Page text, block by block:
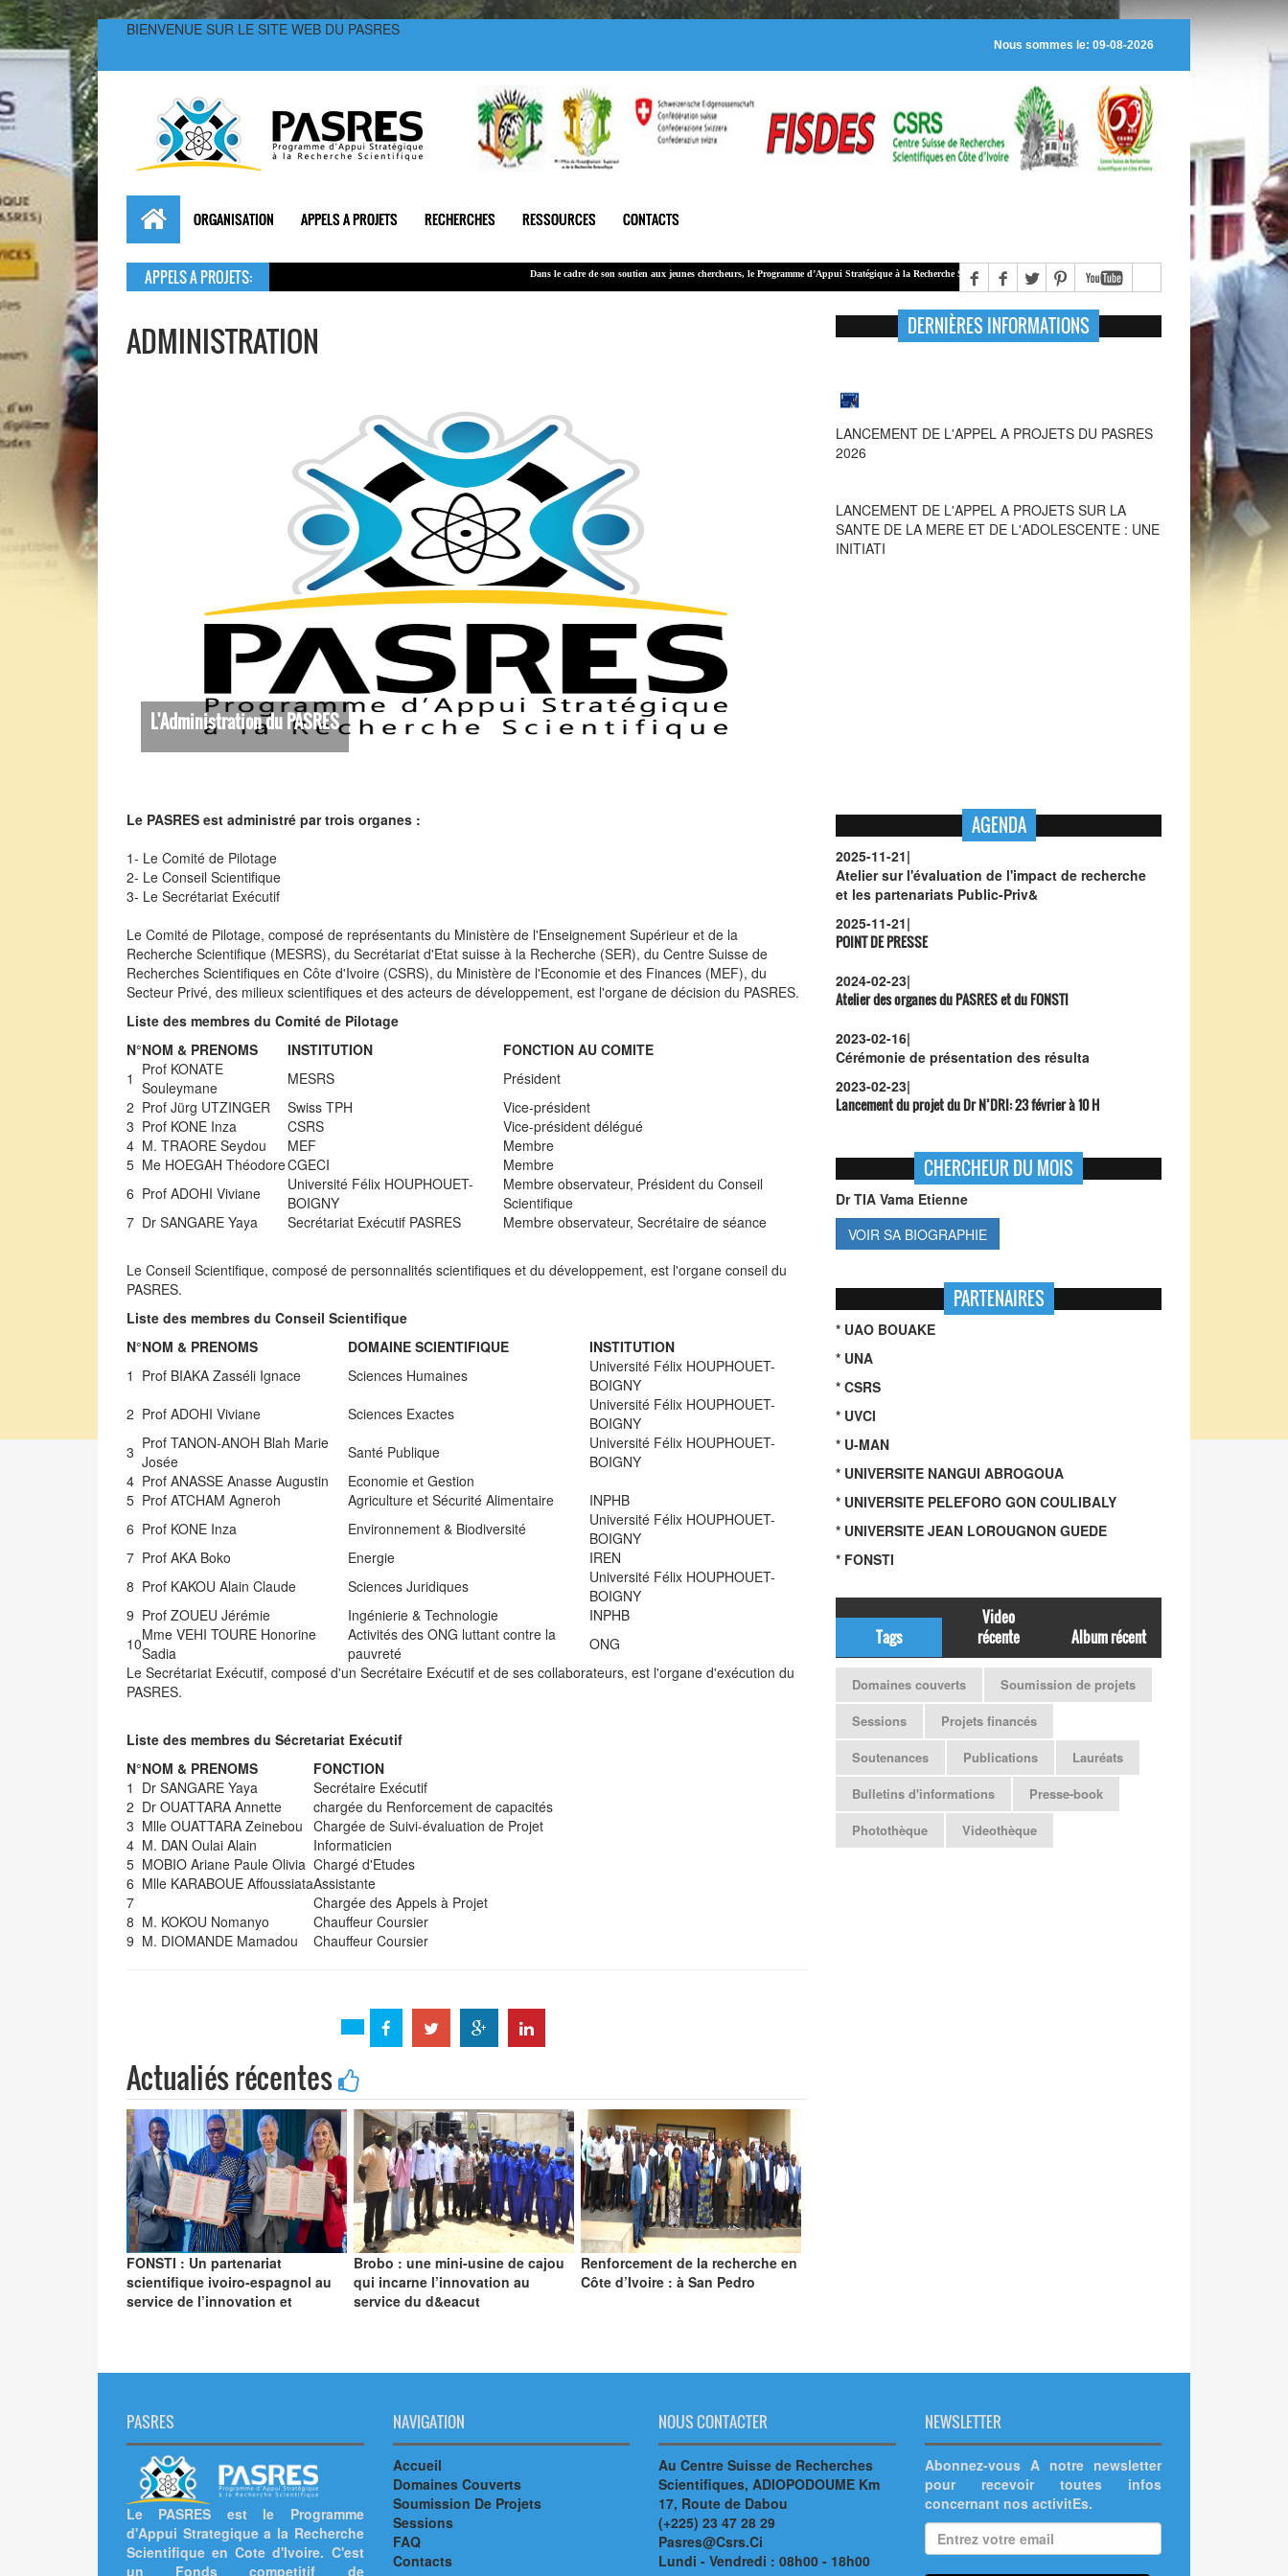
BIENVENUE SUR LE SITE WEB DU PASRES
Nous sommes le: 09-08-2026
ORGANISATION APPELS A PROJETS RECHERCHES RESSOURCES CONTACTS
APPELS A PROJETS: Dans le cadre de son soutienaux jeunes chercheurs, le Programme d’Appui Stratégique à la Recherche Scientifique ( PASRES
), alloue des bourses de recherche à des jeunes chercheurs
Le montant global alloué à cet appel est de 100 000 000 F CFA.
ADMINISTRATION
L'Administration du PASRES
DERNIÈRES INFORMATIONS
2026
LANCEMENT DE L'APPEL A PROJETS SUR LA
Le PASRES est administré par trois organes :
1- Le Comité de Pilotage
2- Le Conseil Scientifique
3- Le Secrétariat Exécutif
Le Comité de Pilotage, composé de représentants du Ministère de l'Enseignement Supérieur et de la
Recherche Scientifique (MESRS), du Secrétariat d'Etat suisse à la Recherche (SER), du Centre Suisse de
Recherches Scientifiques en Côte d'Ivoire (CSRS), du Ministère de l'Economie et des Finances (MEF), du
Secteur Privé, des milieux scientifiques et des acteurs de développement, est l'organe de décision du PASRES.
Liste des membres du Comité de Pilotage
N°NOM & PRENOMS INSTITUTION
FONCTION AU COMITE
1 Prof KONATE
Souleymane
MESRS
Président
2 Prof Jürg UTZINGER Swiss TPH
Vice-président
3 Prof KONE Inza CSRS
Vice-président délégué
4 M. TRAORE Seydou MEF
Membre
5 Me HOEGAH ThéodoreCGECI
Membre
6 Prof ADOHI Viviane
Université Félix HOUPHOUET-
BOIGNY
Membre observateur, Président du Conseil
Scientifique
7 Dr SANGARE Yaya Secrétariat Exécutif PASRES Membre observateur, Secrétaire de séance
Le Conseil Scientifique, composé de personnalités scientifiques et du développement, est l'organe conseil du
PASRES.
Liste des membres du Conseil Scientifique
N°NOM & PRENOMS DOMAINE SCIENTIFIQUE
INSTITUTION
1 Prof BIAKA Zasséli Ignace Sciences Humaines
Université Félix HOUPHOUET-
BOIGNY
2 Prof ADOHI Viviane Sciences Exactes
Université Félix HOUPHOUET-
BOIGNY
3 Prof TANON-ANOH Blah Marie
Josée
Santé Publique
Université Félix HOUPHOUET-
BOIGNY
4 Prof ANASSE Anasse Augustin
Economie et Gestion
5 Prof ATCHAM Agneroh Agriculture et Sécurité Alimentaire
INPHB
6 Prof KONE Inza Environnement & Biodiversité
Université Félix HOUPHOUET-
BOIGNY
7 Prof AKA Boko Energie
IREN
8 Prof KAKOU Alain Claude Sciences Juridiques
Université Félix HOUPHOUET-
BOIGNY
9 Prof ZOUEU Jérémie Ingénierie & Technologie
INPHB
10Mme VEHI TOURE Honorine
Sadia
Activités des ONG luttant contre la
pauvreté
ONG
Le Secrétariat Exécutif, composé d'un Secrétaire Exécutif et de ses collaborateurs, est l'organe d'exécution du
PASRES.
Liste des membres du Sécretariat Exécutif
N°NOM & PRENOMS
FONCTION
1 Dr SANGARE Yaya
Secrétaire Exécutif
2 Dr OUATTARA Annette
chargée du Renforcement de capacités
3 Mlle OUATTARA Zeinebou Chargée de Suivi-évaluation de Projet
4 M. DAN Oulai Alain
Informaticien
5 MOBIO Ariane Paule Olivia Chargé d'Etudes
6 Mlle KARABOUE AffoussiataAssistante
7
Chargée des Appels à Projet
8 M. KOKOU Nomanyo
Chauffeur Coursier
9 M. DIOMANDE Mamadou Chauffeur Coursier
Actualiés récentes
FONSTI : Un partenariat
scientifique ivoiro-espagnol au
service de l’innovation et
Brobo : une mini-usine de cajou
qui incarne l’innovation au
service du d&eacut
Renforcement de la recherche en
Côte d’Ivoire : à San Pedro
AGENDA
2025-11-21|
Atelier sur l'évaluation de l'impact de recherche
et les partenariats Public-Priv&
2025-11-21|
POINT DE PRESSE
2024-02-23|
Atelier des organes du PASRES et du FONSTI
2023-02-16|
Cérémonie de présentation des résulta
2023-02-23|
Lancement du projet du Dr N’DRI:23 février à 10 H
CHERCHEUR DU MOIS
Dr TIA Vama Etienne
VOIR SA BIOGRAPHIE
PARTENAIRES
* UAO BOUAKE
* UNA
* CSRS
* UVCI
* U-MAN
* UNIVERSITE NANGUI ABROGOUA
* UNIVERSITE PELEFORO GON COULIBALY
* UNIVERSITE JEAN LOROUGNON GUEDE
* FONSTI
Tags
Video
récente
Album récent
Domaines couverts
Soumission de projets
Sessions
Projets financés
Soutenances
Publications
Lauréats
Bulletins d'informations
Presse-book
Photothèque
Videothèque
PASRES
Le PASRES est le Programme
d'Appui Strategique a la Recherche
Scientifique en Cote d'Ivoire. C'est
un Fonds competitif de
NAVIGATION
Accueil
Domaines Couverts
Soumission De Projets
Sessions
FAQ
Contacts
NOUS CONTACTER
Au Centre Suisse de Recherches
Scientifiques, ADIOPODOUME Km
17, Route de Dabou
(+225) 23 47 28 29
Pasres@Csrs.Ci
Lundi - Vendredi : 08h00 - 18h00
NEWSLETTER
Abonnez-vous A notre newsletter
pour recevoir toutes infos
concernant nos activitEs.